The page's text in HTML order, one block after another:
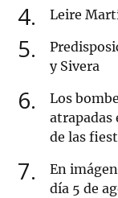
4 Leire
5
y Sivera
6
Los
atrapadas
de las
7
En
día 5 de